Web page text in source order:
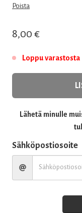
Poista
8,00 €
Loppu varastosta
Lähetä minulle
Sähköpostiosoite